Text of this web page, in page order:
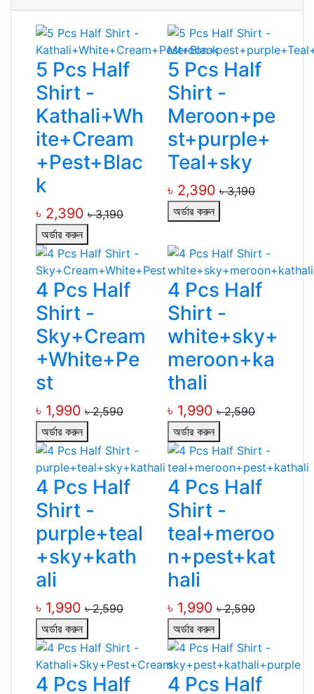
5 Pcs Half
Shirt -
Kathali+Wh
ite+Cream
+Pest+Blac
k
৳ 2,390 ৳ 3,190
অর্ডার করুন
5 Pcs Half
Shirt -
Meroon+pe
st+purple+
Teal+sky
৳ 2,390 ৳ 3,190
অর্ডার করুন
4 Pcs Half
Shirt -
Sky+Cream
+White+Pe
st
৳ 1,990 ৳ 2,590
অর্ডার করুন
4 Pcs Half
Shirt -
white+sky+
meroon+ka
thali
৳ 1,990 ৳ 2,590
অর্ডার করুন
4 Pcs Half
Shirt -
purple+teal
+sky+kath
ali
৳ 1,990 ৳ 2,590
অর্ডার করুন
4 Pcs Half
Shirt -
teal+meroo
n+pest+kat
hali
৳ 1,990 ৳ 2,590
অর্ডার করুন
4 Pcs Half
4 Pcs Half